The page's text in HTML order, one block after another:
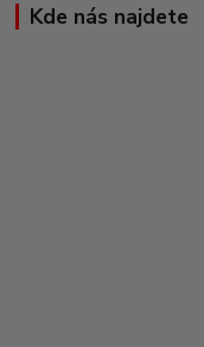
Kde nás najdete